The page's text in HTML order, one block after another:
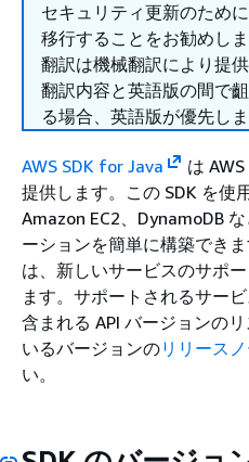
セキュリティ更新のために
移行することをお勧めしま
翻訳は機械翻訳により提
翻訳内容と英語版の間で
る場合、英語版が優先しま
AWS SDK for Java
は
提供します。この SDK を使
Amazon EC2、DynamoDB
ーションを簡単に構築でき
は、新しいサービスのサポ
ます。サポートされるサー
含まれる API バージョンの
いるバージョンのリリースノ
い。